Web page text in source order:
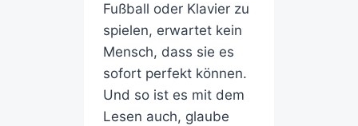
Fußball oder Klavier zu
spielen, erwartet kein
Mensch, dass sie es
sofort perfekt können.
Und so ist es mit dem
Lesen auch, glaube